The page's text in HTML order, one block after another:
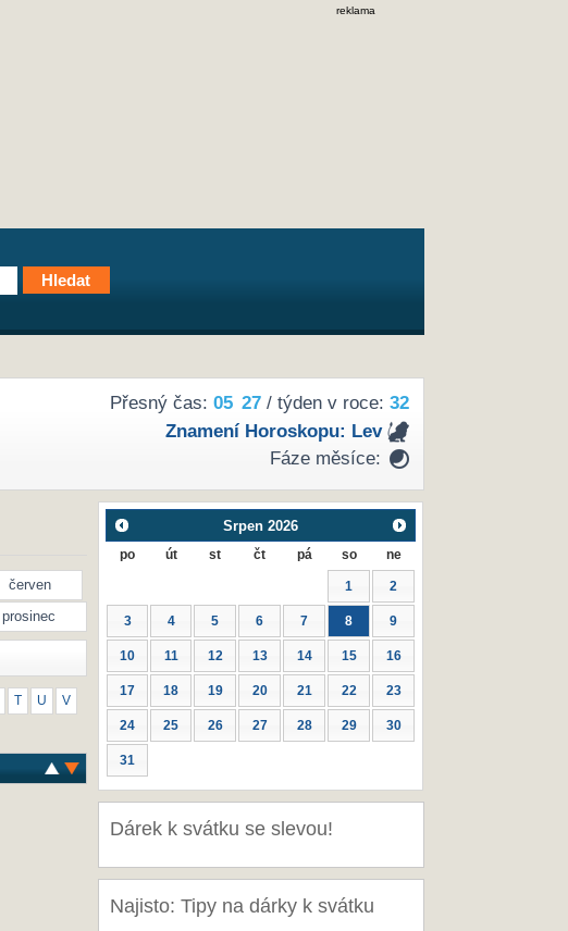
reklama
Přesný čas: 05 27/ týden v roce: 32
Znamení Horoskopu: Lev
Fáze měsíce:
červen
prosinec
T U V
Srpen 2026
po út st čt pá so ne
1 2
3 4 5 6 7 8 9
10 11 12 13 14 15 16
17 18 19 20 21 22 23
24 25 26 27 28 29 30
31
Dárek k svátku se slevou!
Najisto: Tipy na dárky k svátku